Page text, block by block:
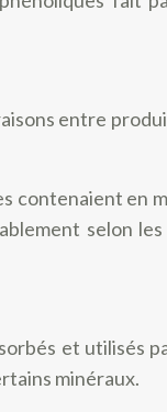
entre
contenaient en
selon
et utilisés
minéraux.